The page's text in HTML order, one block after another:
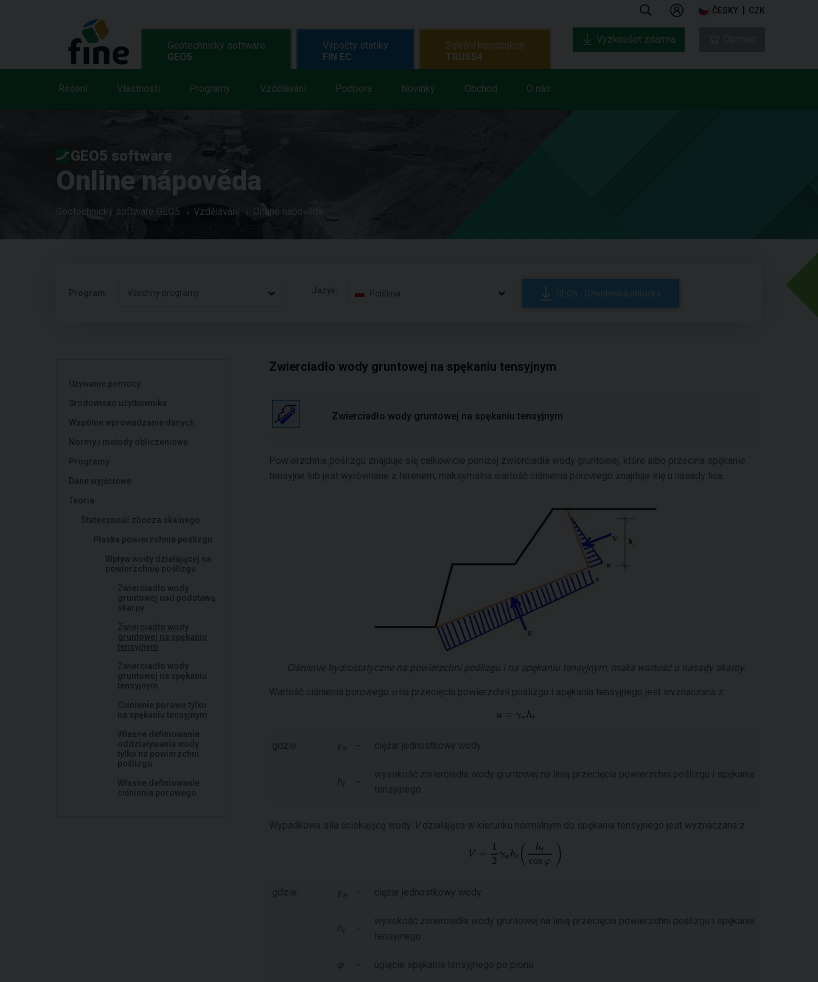
ČESKY CZK
Geotechnický software
GEO5
Řešení Vlastnosti Programy Vzdělávání Podpora Novinky Obchod O nás
Výpočty statiky
FIN EC
Střešní konstrukce
TRUSS4
Vyzkoušet zdarma
GEO5 software
Online nápověda
Geotechnický software GEO5 Vzdělávání Online nápověda
Program: Všechny programy Jazyk: Polština GEO5 - Uživatelská příručka
Używanie pomocy
Środowisko użytkownika
Wspólne wprowadzanie danych
Normy i metody obliczeniowe
Programy
Dane wyjściowe
Teoria
Stateczność zbocza skalnego
Płaska powierzchnia poślizgu
Wpływ wody działającej na
powierzchnię poślizgu
Zwierciadło wody
gruntowej nad podstawą
skarpy
Zwierciadło wody
gruntowej na spękaniu
tensyjnym
Zwierciadło wody
gruntowej na spękaniu
tensyjnym
Ciśnienie porowe tylko
na spękaniu tensyjnym
Własne definiowanie
oddziaływania wody
tylko na powierzchni
poślizgu
Własne definiowanie
ciśnienia porowego
Zwierciadło wody gruntowej na spękaniu tensyjnym
Zwierciadło wody gruntowej na spękaniu tensyjnym
Powierzchnia poślizgu znajduje się całkowicie poniżej zwierciadła wody gruntowej, które albo przecina spękanie
tensyjne lub jest wyrównane z terenem, maksymalna wartość ciśnienia porowego znajduje się u nasady lica.
Ciśnienie hydrostatyczne na powierzchni poślizgu i na spękaniu tensyjnym, maks wartość u nasady skarpy
Wartość ciśnienia porowego u na przecięciu powierzchni poślizgu i spękania tensyjnego jest wyznaczana z:
gdzie: γ w - ciężar jednostkowy wody
h t -
wysokość zwierciadła wody gruntowej na linią przecięcia powierzchni poślizgu i spękania
tensyjnego
Wypadkowa siła ściskającą wody Vdziałająca w kierunku normalnym do spękania tensyjnego jest wyznaczana z:
gdzie: γ w - ciężar jednostkowy wody
h t -
wysokość zwierciadła wody gruntowej na linią przecięcia powierzchni poślizgu i spękania
tensyjnego
φ - ugięcie spękania tensyjnego po pionu